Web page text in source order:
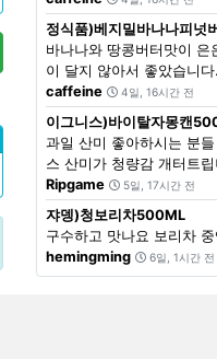
정식품)베지밀바나나피넛
바나나와 땅콩버터맛이
이 달지 않아서 좋았습니다.
caffeine
4일, 16시간 전
이그니스)바이탈자몽캔
과일 산미 좋아하시는 분
스 산미가 청량감 개터트
Ripgame
5일, 17시간 전
쟈뎅)청보리차500ML
구수하고 맛나요 보리차
hemingming
6일, 1시간 전